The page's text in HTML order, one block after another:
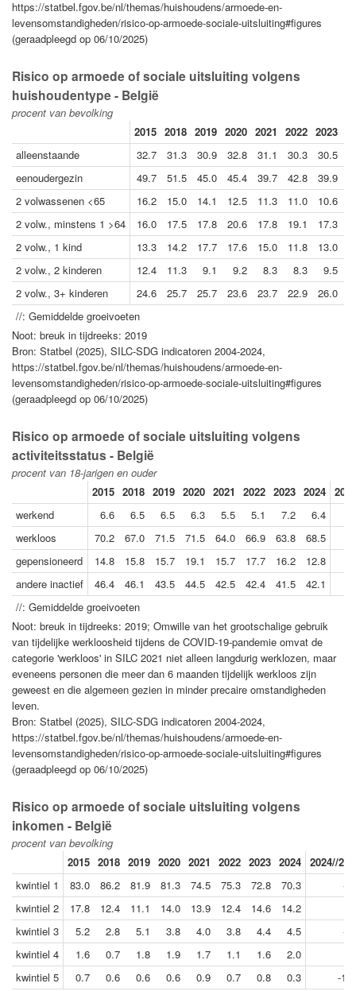
https://statbel.fgov.be/nl/themas/huishoudens/armoede-en-
levensomstandigheden/risico-op-armoede-sociale-uitsluiting#figures
(geraadpleegd op 06/10/2025)
Risico op armoede of sociale uitsluiting volgens
huishoudentype - België
procent van bevolking
2015 2018 2019 2020 2021 2022 2023
alleenstaande
32.7 31.3 30.9 32.8 31.1 30.3 30.5
eenoudergezin
49.7 51.5 45.0 45.4 39.7 42.8 39.9
2 volwassenen <65
16.2 15.0 14.1 12.5 11.3 11.0 10.6
2 volw., minstens 1 >64
16.0 17.5 17.8 20.6 17.8 19.1 17.3
2 volw., 1 kind
13.3 14.2 17.7 17.6 15.0 11.8 13.0
2 volw., 2 kinderen
12.4 11.3 9.1 9.2 8.3 8.3 9.5
2 volw., 3+ kinderen
24.6 25.7 25.7 23.6 23.7 22.9 26.0
//: Gemiddelde groeivoeten
Noot: breuk in tijdreeks: 2019
Bron: Statbel (2025), SILC-SDG indicatoren 2004-2024,
https://statbel.fgov.be/nl/themas/huishoudens/armoede-en-
levensomstandigheden/risico-op-armoede-sociale-uitsluiting#figures
(geraadpleegd op 06/10/2025)
Risico op armoede of sociale uitsluiting volgens
activiteitsstatus - België
procent van 18-jarigen en ouder
2015 2018 2019 2020 2021 2022 2023 2024
werkend
6.6 6.5 6.5 6.3 5.5 5.1 7.2
6.4
werkloos
70.2 67.0 71.5 71.5 64.0 66.9 63.8
68.5
gepensioneerd
14.8 15.8 15.7 19.1 15.7 17.7 16.2
12.8
andere inactief
46.4 46.1 43.5 44.5 42.5 42.4 41.5
42.1
//: Gemiddelde groeivoeten
Noot: breuk in tijdreeks: 2019; Omwille van het grootschalige gebruik
van tijdelijke werkloosheid tijdens de COVID-19-pandemie omvat de
categorie 'werkloos' in SILC 2021 niet alleen langdurig werklozen, maar
eveneens personen die meer dan 6 maanden tijdelijk werkloos zijn
geweest en die algemeen gezien in minder precaire omstandigheden
leven.
Bron: Statbel (2025), SILC-SDG indicatoren 2004-2024,
https://statbel.fgov.be/nl/themas/huishoudens/armoede-en-
levensomstandigheden/risico-op-armoede-sociale-uitsluiting#figures
(geraadpleegd op 06/10/2025)
Risico op armoede of sociale uitsluiting volgens
inkomen - België
procent van bevolking
2015 2018 2019 2020 2021 2022 2023 2024 2024//
kwintiel 1
83.0 86.2 81.9 81.3 74.5 75.3 72.8 70.3
-
kwintiel 2
17.8 12.4 11.1 14.0 13.9 12.4 14.6 14.2
kwintiel 3
5.2 2.8 5.1 3.8 4.0 3.8 4.4 4.5
-
kwintiel 4
1.6 0.7 1.8 1.9 1.7 1.1 1.6 2.0
kwintiel 5
0.7 0.6 0.6 0.6 0.9 0.7 0.8 0.3
-